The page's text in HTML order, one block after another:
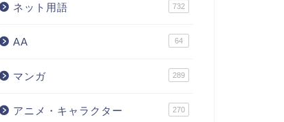
ネット用語 732
AA 64
マンガ 289
アニメ・キャラクター 270